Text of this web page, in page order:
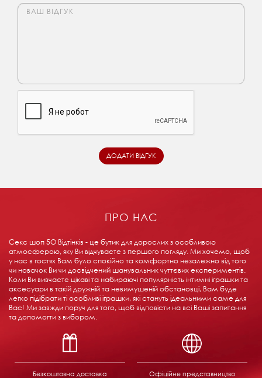
ПРО НАС
Секс шоп 5О Відтінків - це бутик для дорослих з особливою
атмосферою, яку Ви відчуваєте з першого погляду. Ми хочемо, щоб
у нас в гостях Вам було спокійно та комфортно незалежно від того
чи новачок Ви чи досвідчений шанувальник чуттєвих експериментів.
Коли Ви вивчаєте цікаві та набираючі популярність інтимні іграшки та
аксесуари в такій дружній та невимушеній обстановці, Вам буде
легко підібрати ті особливі іграшки, які стануть ідеальними саме для
Вас! Ми завжди поруч для того, щоб відповісти на всі Ваші запитання
та допомогти з вибором.
Безкоштовна доставка
Офіційне представництво